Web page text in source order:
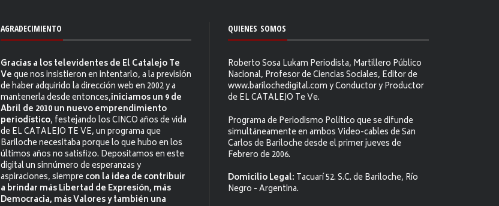
AGRADECIMIENTO
Gracias a los televidentes de El Catalejo Te
Veque nos insistieron en intentarlo, a la previsión
de haber adquirido la dirección web en 2002 y a
mantenerla desde entonces,iniciamos un 9 de
Abril de 2010 un nuevo emprendimiento
periodístico, festejando los CINCO años de vida
de EL CATALEJO TE VE, un programa que
Bariloche necesitaba porque lo que hubo en los
últimos años no satisfizo. Depositamos en este
digital un sinnúmero de esperanzas y
aspiraciones, siemprecon la idea de contribuir
a brindar más Libertad de Expresión, más
Democracia, más Valores y también una
QUIENES SOMOS
Roberto Sosa Lukam Periodista, Martillero Público
Nacional, Profesor de Ciencias Sociales, Editor de
www.barilochedigital.com y Conductor y Productor
de EL CATALEJO Te Ve.
Programa de Periodismo Político que se difunde
simultáneamente en ambos Video-cables de San
Carlos de Bariloche desde el primer jueves de
Febrero de 2006.
Domicilio Legal: Tacuarí 52. S.C. de Bariloche, Río
Negro - Argentina.